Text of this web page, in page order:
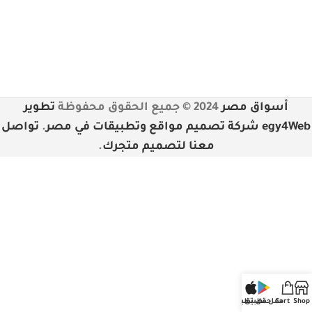
أسواق مصر2024 © جميع الحقوق محفوظة
تطوير
egy4Web شركة تصميم مواقع وتطبيقات في مصر
. تواصل
معنا لتصميم متجرك.
Shop
Cartحمل تطبيق
حمل تطبيق